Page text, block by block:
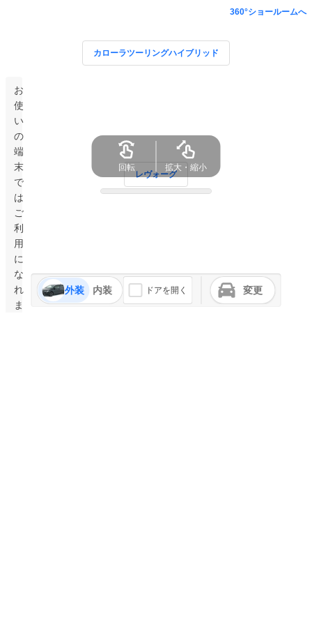
お
使
い
の
端
末
で
は
ご
利
用
に
な
れ
ま
360°ショールームへ
カローラツーリングハイブリッド
レヴォーグ
外装 内装 ドアを開く 変更
回転 拡大・縮小